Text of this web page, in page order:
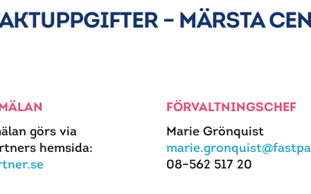
– MÄRSTA
görs via
hemsida:
FÖRVALTNINGSCHEF
Marie Grönquist
08–562 517 20